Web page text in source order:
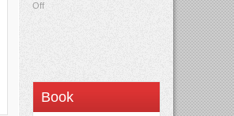
Off
Book